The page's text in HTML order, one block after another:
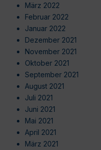
März 2022
Februar 2022
Januar 2022
Dezember 2021
November 2021
Oktober 2021
September 2021
August 2021
Juli 2021
Juni 2021
Mai 2021
April 2021
März 2021